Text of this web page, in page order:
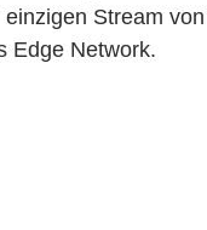
Stream von
Edge Network.